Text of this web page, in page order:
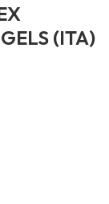
(ITA)